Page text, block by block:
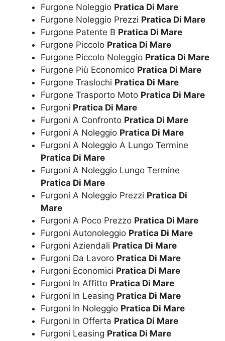
Furgone Noleggio Pratica Di Mare
Furgone Noleggio Prezzi Pratica Di Mare
Furgone Patente B Pratica Di Mare
Furgone Piccolo Pratica Di Mare
Furgone Piccolo Noleggio Pratica Di Mare
Furgone Più Economico Pratica Di Mare
Furgone Traslochi Pratica Di Mare
Furgone Trasporto Moto Pratica Di Mare
Furgoni Pratica Di Mare
Furgoni A Confronto Pratica Di Mare
Furgoni A Noleggio Pratica Di Mare
Furgoni A Noleggio A Lungo Termine
Pratica Di Mare
Furgoni A Noleggio Lungo Termine
Pratica Di Mare
Furgoni A Noleggio Prezzi Pratica Di
Mare
Furgoni A Poco Prezzo Pratica Di Mare
Furgoni Autonoleggio Pratica Di Mare
Furgoni Aziendali Pratica Di Mare
Furgoni Da Lavoro Pratica Di Mare
Furgoni Economici Pratica Di Mare
Furgoni In Affitto Pratica Di Mare
Furgoni In Leasing Pratica Di Mare
Furgoni In Noleggio Pratica Di Mare
Furgoni In Offerta Pratica Di Mare
Furgoni Leasing Pratica Di Mare